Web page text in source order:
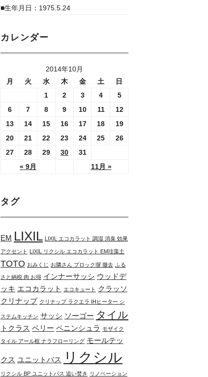
■生年月日：1975.5.24
カレンダー
2014年10月
月
火 水 木 金 土 日
« 9月 11月 »
1 2 3 4
5
6
7 8 9 10 11
12
13
14 15 16 17 18
19
20
21 22 23 24 25
26
27
28 29 30 31
タグ
EM LIXIL LIXIL エコカラット 調湿 消臭 効果
アクセント LIXIL リクシル エコカラット EM珪藻土
TOTO おみくじ お隣さん ブロック塀 撤去 ふる
さと納税 肉 お得 インナーサッシ ウッドデ
ッキ エコカラット エコキュート
クラッソ
クリナップ クリナップ ラクエラ IHヒーター シ
ステムキッチン サッシ ソーゴー タイル
トクラス ベリー ペニンシュラ モザイク
タイル アール框 ナラフローリング モールテッ
クス ユニットバス リクシル
リクシル BP ユニットバス 追い焚き リノベーション